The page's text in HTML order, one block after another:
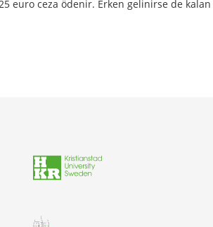
euro ceza ödenir. Erken gelinirse de kalan